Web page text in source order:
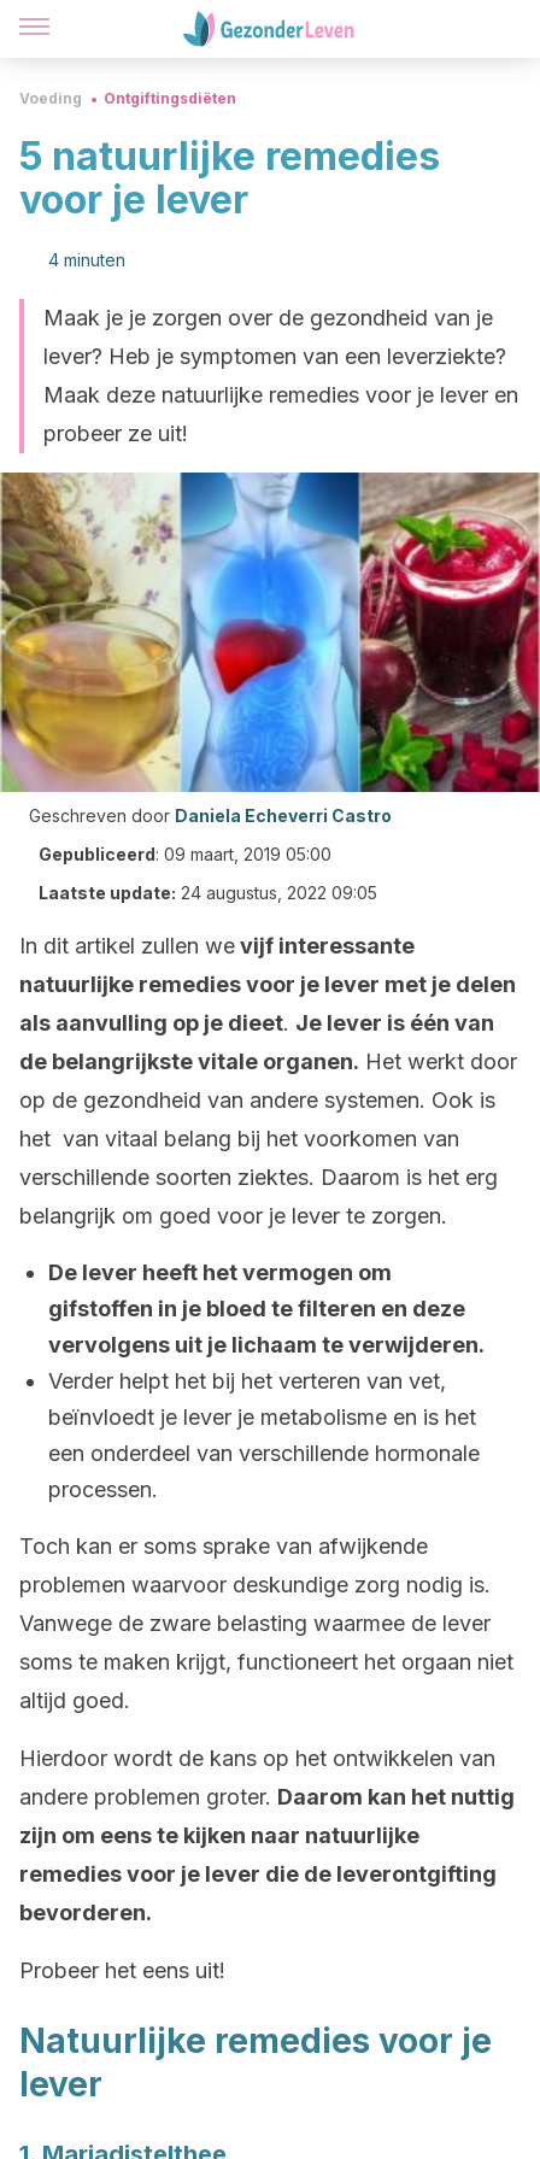
Voeding Ontgiftingsdiëten
5 natuurlijke remedies
voor je lever
4 minuten
Maak je je zorgen over de gezondheid van je
lever? Heb je symptomen van een leverziekte?
Maak deze natuurlijke remedies voor je lever en
probeer ze uit!
Geschreven door Daniela Echeverri Castro
Gepubliceerd: 09 maart, 2019 05:00
Laatste update: 24 augustus, 2022 09:05
In dit artikel zullen wevijf interessante
natuurlijke remedies voor je lever met je delen
als aanvulling op je dieet. Je lever is één van
de belangrijkste vitale organen. Het werkt door
op de gezondheid van andere systemen. Ook is
het van vitaal belang bij het voorkomen van
verschillende soorten ziektes. Daarom is het erg
belangrijk om goed voor je lever te zorgen.
De lever heeft het vermogen om
gifstoffen in je bloed te filteren en deze
vervolgens uit je lichaam te verwijderen.
Verder helpt het bij het verteren van vet,
beïnvloedt je lever je metabolisme en is het
een onderdeel van verschillende hormonale
processen.
Toch kan er soms sprake van afwijkende
problemen waarvoor deskundige zorg nodig is.
Vanwege de zware belasting waarmee de lever
soms te maken krijgt, functioneert het orgaan niet
altijd goed.
Hierdoor wordt de kans op het ontwikkelen van
andere problemen groter. Daarom kan het nuttig
zijn om eens te kijken naar natuurlijke
remedies voor je lever die de leverontgifting
bevorderen.
Probeer het eens uit!
Natuurlijke remedies voor je
lever